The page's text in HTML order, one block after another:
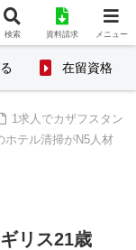
在留資格
1求人でカザフスタン
ホテル清掃がN5人材
リス21歳
検索 資料請求 メニュー